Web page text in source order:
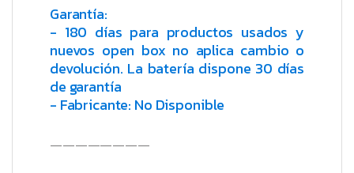
Garantía:
- 180 días para productos usados y
nuevos open box no aplica cambio o
devolución. La batería dispone 30 días
de garantía
- Fabricante: No Disponible
————————